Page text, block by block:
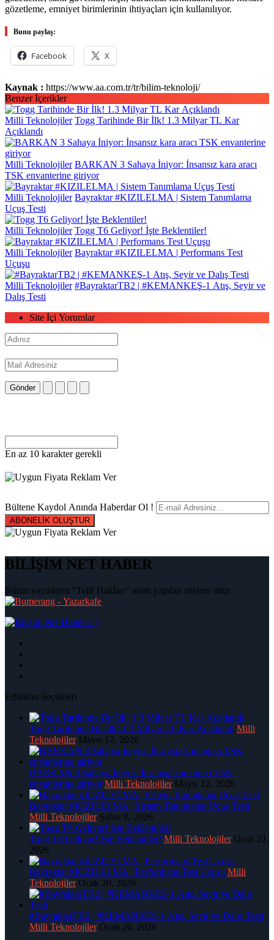
gözetleme, emniyet birimlerinin ihtiyaçları için kullanılıyor.
Bunu paylaş:
Facebook X
Kaynak : https://www.aa.com.tr/tr/bilim-teknoloji/
Benzer İçerikler
Milli Teknolojiler Togg Tarihinde Bir İlk! 1.3 Milyar TL Kar
Açıklandı
Milli Teknolojiler BARKAN 3 Sahaya İniyor: İnsansız kara aracı
TSK envanterine giriyor
Milli Teknolojiler Bayraktar #KIZILELMA | Sistem Tanımlama
Uçuş Testi
Milli Teknolojiler Togg T6 Geliyor! İşte Beklentiler!
Milli Teknolojiler Bayraktar #KIZILELMA | Performans Test
Uçuşu
Milli Teknolojiler #BayraktarTB2 | #KEMANKEŞ-1 Atış, Seyir ve
Dalış Testi
Site İçi Yorumlar
Gönder
En az 10 karakter gerekli
Bültene Kaydol Anında Haberdar Ol !
ABONELİK OLUŞTUR
BİLİŞİM NET HABER
Bütün yayınların "Telif Hakları" alıntı yapılan sitelere aittir
|
Editörün Seçtikleri
Togg Tarihinde Bir İlk! 1.3 Milyar TL Kar Açıklandı Milli
Teknolojiler Mayıs 12, 2026
BARKAN 3 Sahaya İniyor: İnsansız kara aracı TSK
envanterine giriyor Milli Teknolojiler Mayıs 12, 2026
Bayraktar #KIZILELMA | Sistem Tanımlama Uçuş Testi
Milli Teknolojiler Şubat 8, 2026
Togg T6 Geliyor! İşte Beklentiler! Milli Teknolojiler Ocak 21,
2026
Bayraktar #KIZILELMA | Performans Test Uçuşu Milli
Teknolojiler Ocak 20, 2026
#BayraktarTB2 | #KEMANKEŞ-1 Atış, Seyir ve Dalış Testi
Milli Teknolojiler Ocak 20, 2026